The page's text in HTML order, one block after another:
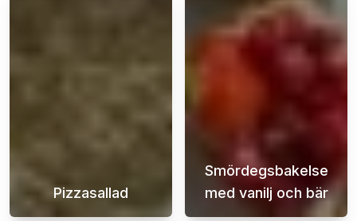
Pizzasallad
Pizzasallad är en fantastisk tillbehör som
Smördegsbakelse
med vanilj och bär
En super